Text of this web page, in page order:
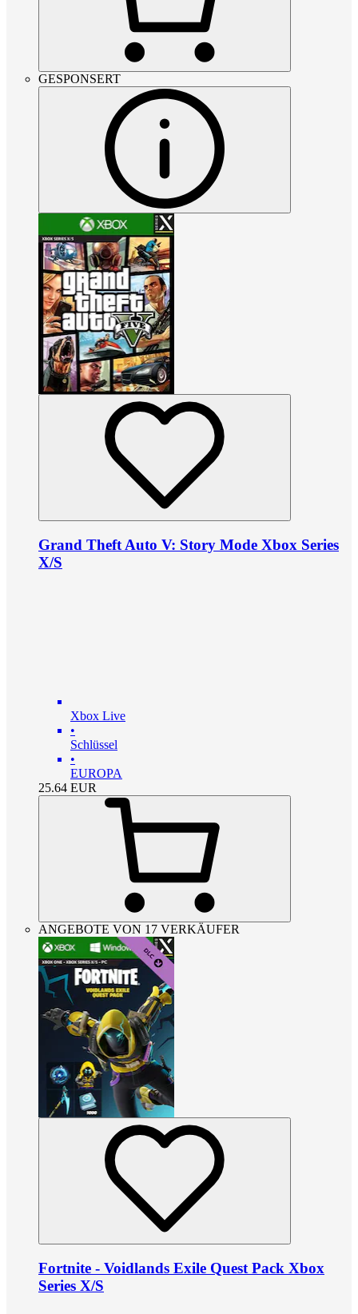
GESPONSERT
Grand Theft Auto V: Story Mode Xbox Series
X/S
Xbox Live
•
Schlüssel
•
EUROPA
25.64 EUR
ANGEBOTE VON 17 VERKÄUFER
Fortnite - Voidlands Exile Quest Pack Xbox
Series X/S